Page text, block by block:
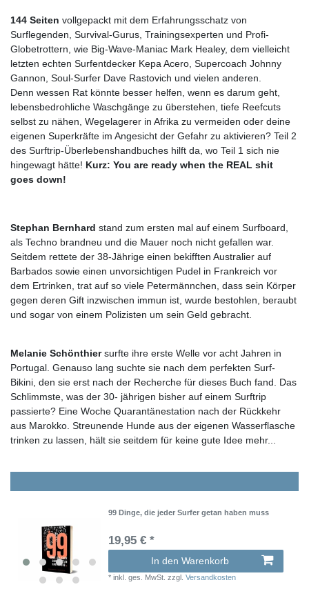
144 Seiten vollgepackt mit dem Erfahrungsschatz von
Surflegenden, Survival-Gurus, Trainingsexperten und Profi-
Globetrottern, wie Big-Wave-Maniac Mark Healey, dem vielleicht
letzten echten Surfentdecker Kepa Acero, Supercoach Johnny
Gannon, Soul-Surfer Dave Rastovich und vielen anderen.
Denn wessen Rat könnte besser helfen, wenn es darum geht,
lebensbedrohliche Waschgänge zu überstehen, tiefe Reefcuts
selbst zu nähen, Wegelagerer in Afrika zu vermeiden oder deine
eigenen Superkräfte im Angesicht der Gefahr zu aktivieren? Teil 2
des Surftrip-Überlebenshandbuches hilft da, wo Teil 1 sich nie
hingewagt hätte! Kurz: You are ready when the REAL shit
goes down!
Stephan Bernhard stand zum ersten mal auf einem Surfboard,
als Techno brandneu und die Mauer noch nicht gefallen war.
Seitdem rettete der 38-Jährige einen bekifften Australier auf
Barbados sowie einen unvorsichtigen Pudel in Frankreich vor
dem Ertrinken, trat auf so viele Petermännchen, dass sein Körper
gegen deren Gift inzwischen immun ist, wurde bestohlen, beraubt
und sogar von einem Polizisten um sein Geld gebracht.
Melanie Schönthiersurfte ihre erste Welle vor acht Jahren in
Portugal. Genauso lang suchte sie nach dem perfekten Surf-
Bikini, den sie erst nach der Recherche für dieses Buch fand. Das
Schlimmste, was der 30- jährigen bisher auf einem Surftrip
passierte? Eine Woche Quarantänestation nach der Rückkehr
aus Marokko. Streunende Hunde aus der eigenen Wasserflasche
trinken zu lassen, hält sie seitdem für keine gute Idee mehr...
99 Dinge, die jeder Surfer getan haben muss
19,95 € *
In den Warenkorb
*inkl. ges. MwSt. zzgl.Versandkosten